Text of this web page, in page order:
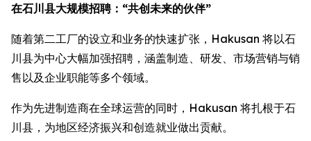
在石川县大规模招聘：“共创未来的伙伴”
随着第二工厂的设立和业务的快速扩张，Hakusan 将以石
川县为中心大幅加强招聘，涵盖制造、研发、市场营销与销
售以及企业职能等多个领域。
作为先进制造商在全球运营的同时，Hakusan 将扎根于石
川县，为地区经济振兴和创造就业做出贡献。